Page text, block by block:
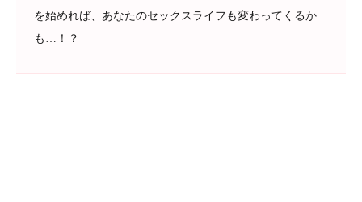
を始めれば、あなたのセックスライフも変わってくるか
も…！？